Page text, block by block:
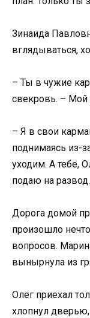
Зинаида
вглядываться,
– Ты в чужие
свекровь. – Мой
– Я в свои
поднимаясь из-
уходим. А тебе,
подаю на развод.
Дорога домой
произошло
вопросов.
вынырнула из
Олег приехал
хлопнул